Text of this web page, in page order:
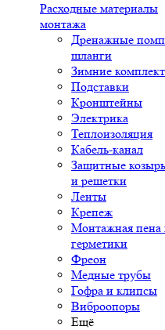
Расходные материалы
монтажа
Дренажные
шланги
Зимние
Подставки
Кронштейны
Электрика
Теплоизоляция
Кабель-канал
Защитные
и решетки
Ленты
Крепеж
Монтажная пена
герметики
Фреон
Медные трубы
Гофра и клипсы
Виброопоры
Ещё